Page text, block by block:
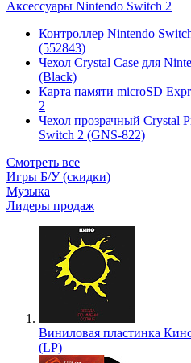
Аксессуары Nintendo Switch 2
Контроллер Nintendo
(552843)
Чехол Сrystal Сase для
(Black)
Карта памяти microSD
2
Чехол прозрачный Crystal
Switch 2 (GNS-822)
Смотреть все
Игры Б/У (скидки)
Музыка
Лидеры продаж
Виниловая пластинка
(LP)